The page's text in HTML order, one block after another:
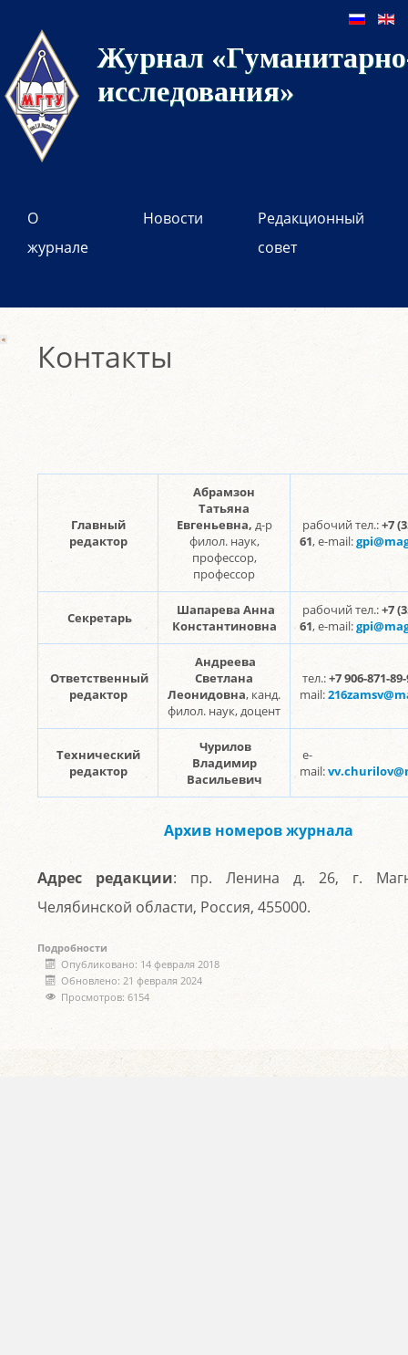
Журнал
исследования»
О
журнале
Новости
Редакционный
совет
Контакты
Главный
редактор
Абрамзон
Татьяна
Евгеньевна, д-р
филол. наук,
профессор,
профессор
рабочий тел.:+7
61, e-mail:
Секретарь
Шапарева Анна
Константиновна
рабочий тел.:+7
61, e-mail:
Ответственный
редактор
Андреева
Светлана
Леонидовна, канд.
филол. наук, доцент
тел.:+7 906-871-
mail:
Технический
редактор
Чурилов
Владимир
Васильевич
e-
mail:
Архив номеров журнала
Адрес редакции: пр. Ленина д. 26, г.
Челябинской области, Россия, 455000.
Подробности
Опубликовано: 14 февраля 2018
Обновлено: 21 февраля 2024
Просмотров: 6154